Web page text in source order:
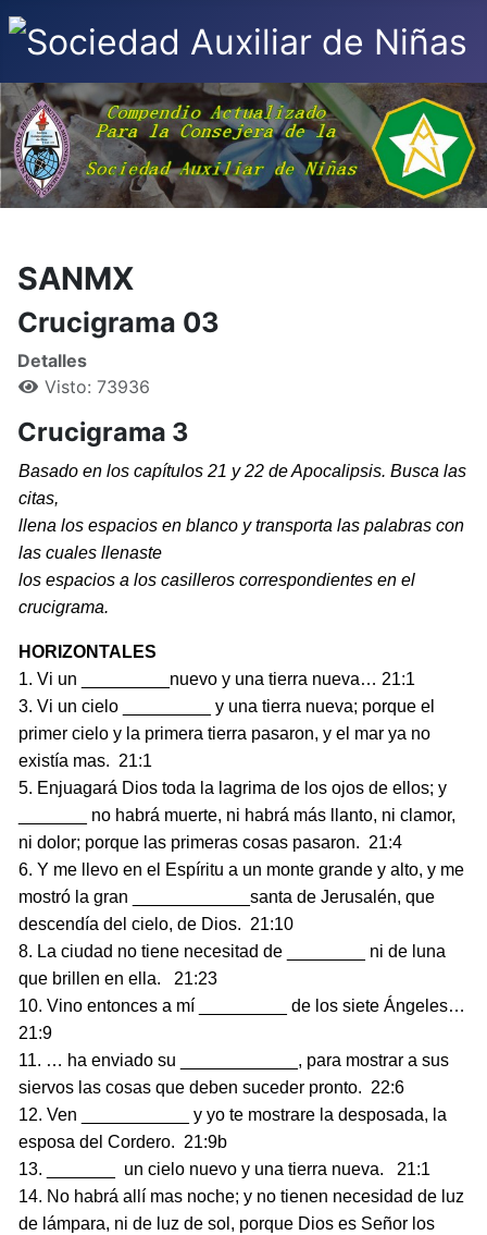
SANMX
Crucigrama 03
Detalles
Visto: 73936
Crucigrama 3
Basado en los capítulos 21 y 22 de Apocalipsis. Busca las
citas,
llena los espacios en blanco y transporta las palabras con
las cuales llenaste
los espacios a los casilleros correspondientes en el
crucigrama.
HORIZONTALES
1. Vi un _________nuevo y una tierra nueva… 21:1
3. Vi un cielo _________ y una tierra nueva; porque el
primer cielo y la primera tierra pasaron, y el mar ya no
existía mas. 21:1
5. Enjuagará Dios toda la lagrima de los ojos de ellos; y
_______ no habrá muerte, ni habrá más llanto, ni clamor,
ni dolor; porque las primeras cosas pasaron. 21:4
6. Y me llevo en el Espíritu a un monte grande y alto, y me
mostró la gran ____________santa de Jerusalén, que
descendía del cielo, de Dios. 21:10
8. La ciudad no tiene necesitad de ________ ni de luna
que brillen en ella. 21:23
10. Vino entonces a mí _________ de los siete Ángeles…
21:9
11. … ha enviado su ____________, para mostrar a sus
siervos las cosas que deben suceder pronto. 22:6
12. Ven ___________ y yo te mostrare la desposada, la
esposa del Cordero. 21:9b
13. _______ un cielo nuevo y una tierra nueva. 21:1
14. No habrá allí mas noche; y no tienen necesidad de luz
de lámpara, ni de luz de sol, porque Dios es Señor los